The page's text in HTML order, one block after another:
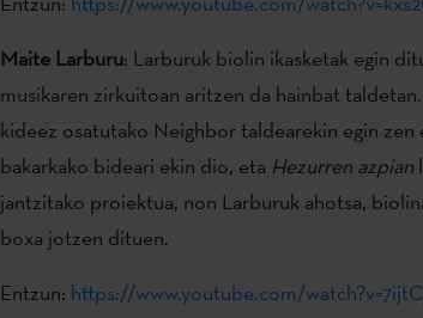
Maite Larburu: Larburuk biolin ikasketak egin
musikaren zirkuitoan aritzen da hainbat
kideez osatutako Neighbor taldearekin egin zen
bakarkako bideari ekin dio, eta Hezurren azpian
jantzitako proiektua, non Larburuk ahotsa,
boxa jotzen dituen.
Entzun: https://www.youtube.com/